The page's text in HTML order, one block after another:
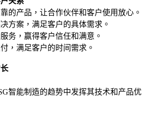
的产品，让合作伙伴和客户使用放心。
方案，满足客户的具体需求。
务，赢得客户信任和满意。
，满足客户的时间需求。
智能制造的趋势中发挥其技术和产品优